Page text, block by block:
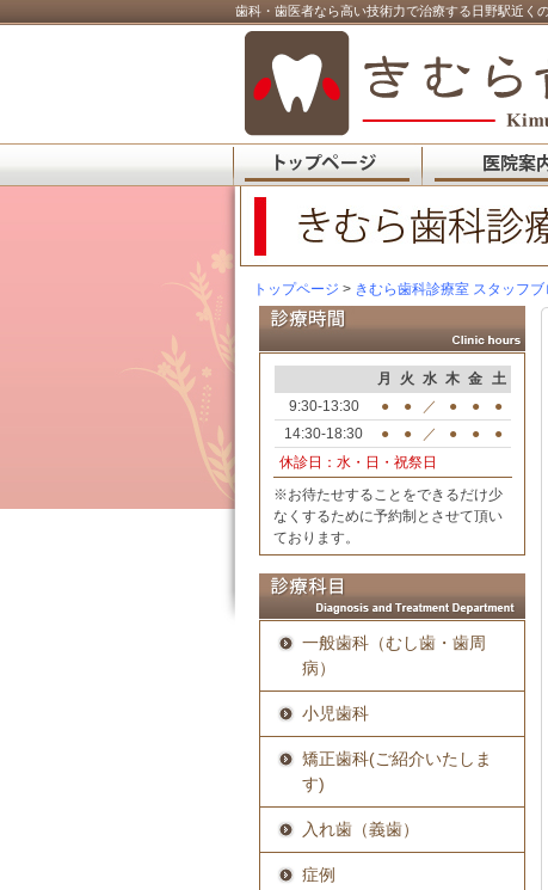
歯科・歯医者なら高い技術力で治療する日野駅近く
トップページ > きむら歯科診療室 スタッフブ
月 火 水 木 金 土
9:30-13:30
● ● ／ ● ●
●
14:30-18:30
● ● ／ ● ●
●
休診日：水・日・祝祭日
※お待たせすることをできるだけ少
なくするために予約制とさせて頂い
ております。
一般歯科（むし歯・歯周
病）
小児歯科
矯正歯科(ご紹介いたしま
す)
入れ歯（義歯）
症例